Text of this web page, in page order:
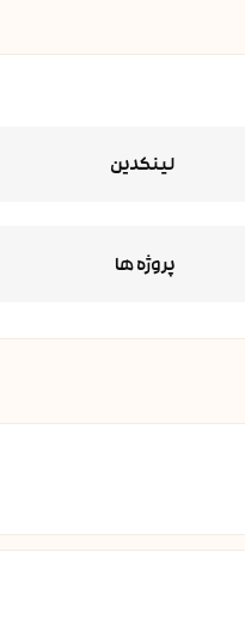
لینکدین
پروژه ها